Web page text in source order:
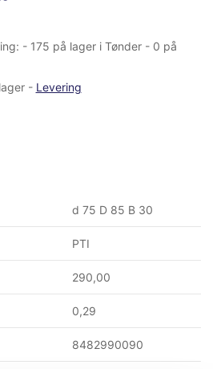
- 175 på lager i Tønder - 0 på
- Levering
d 75 D 85 B 30
PTI
290,00
0,29
8482990090